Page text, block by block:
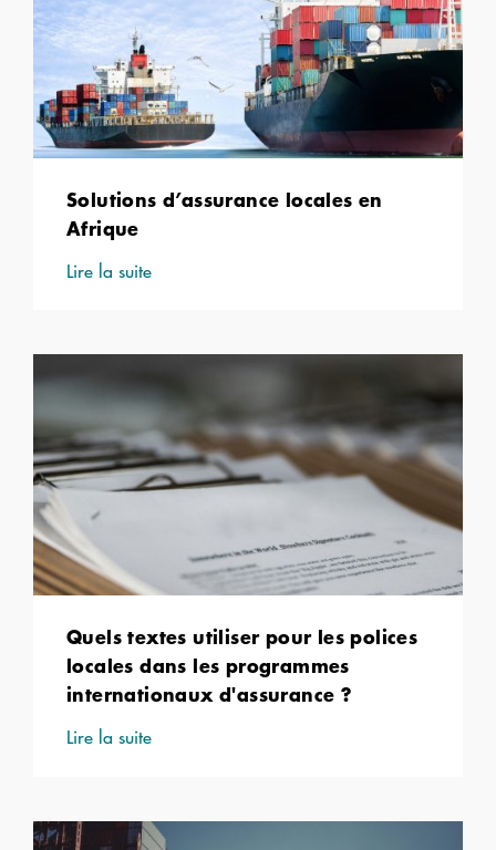
Solutions d’assurance locales en
Afrique
Lire la suite
Quels textes utiliser pour les polices
locales dans les programmes
internationaux d'assurance ?
Lire la suite